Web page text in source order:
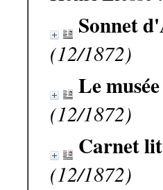
Sonnet
(12/1872)
Le
(12/1872)
Carnet
(12/1872)